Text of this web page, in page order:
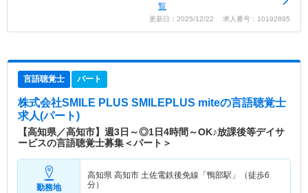
覧
更新日：2025/12/22 求人番号：10192895
言語聴覚士 パート
株式会社SMILE PLUS SMILEPLUS miteの言語聴覚士
求人(パート)
【高知県／高知市】週3日～◎1日4時間～OK♪放課後等デイサ
ービスの言語聴覚士募集＜パート＞
勤務地
高知県 高知市 土佐電鉄後免線「鴨部駅」（徒歩6
分）